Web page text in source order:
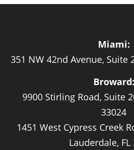
Miami:
351 NW 42nd Avenue, Suite
Broward:
9900 Stirling Road, Suite
33024
1451 West Cypress Creek
Lauderdale, FL